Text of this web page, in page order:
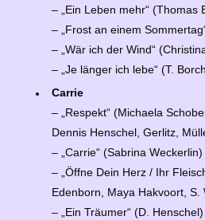
– „Ein Leben mehr“ (Thomas
– „Frost an einem
– „Wär ich der Wind“
– „Je länger ich lebe“ (T.
Carrie
– „Respekt“ (Michaela
Dennis Henschel, Gerlitz,
– „Carrie“ (Sabrina Weckerlin)
– „Öffne Dein Herz / Ihr
Edenborn, Maya Hakvoort, S.
– „Ein Träumer“ (D. Henschel)